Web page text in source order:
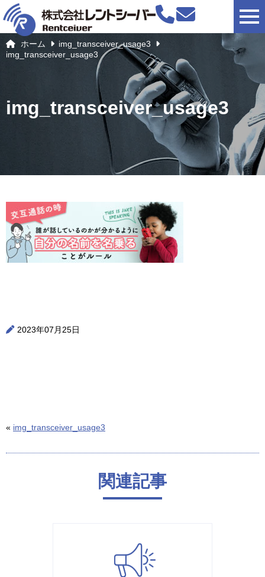
ホーム
img_transceiver_usage3
img_transceiver_usage3
img_transceiver_usage3
2023年07月25日
« img_transceiver_usage3
関連記事